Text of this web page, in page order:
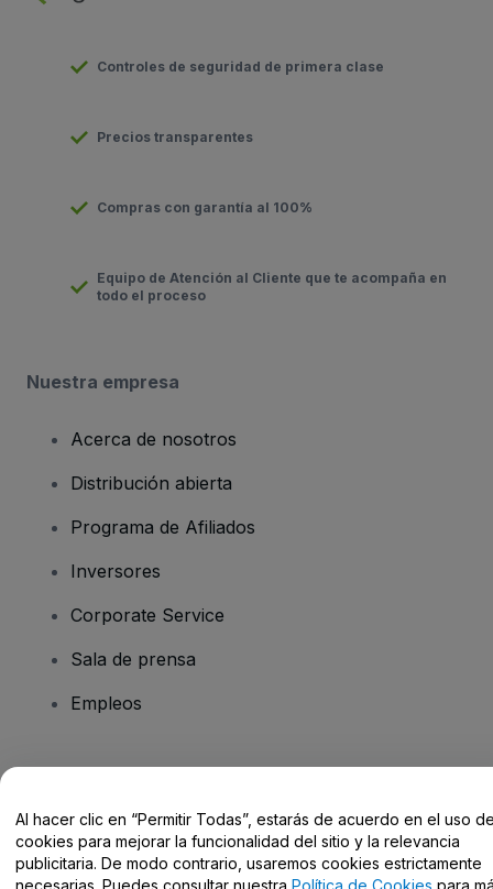
Controles de seguridad de primera clase
Precios transparentes
Compras con garantía al 100%
Equipo de Atención al Cliente que te acompaña en
todo el proceso
Nuestra empresa
Acerca de nosotros
Distribución abierta
Programa de Afiliados
Inversores
Corporate Service
Sala de prensa
Empleos
Centro de Ayuda / Contacto
Al hacer clic en “Permitir Todas”, estarás de acuerdo en el uso
cookies para mejorar la funcionalidad del sitio y la relevancia
publicitaria. De modo contrario, usaremos cookies estrictamente
necesarias. Puedes consultar nuestra Política de Cookies para